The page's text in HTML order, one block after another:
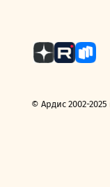
© Ардис 2002-